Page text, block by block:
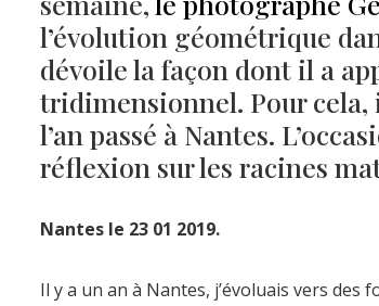
l’évolution géométrique
dévoile la façon dont il a
tridimensionnel. Pour
l’an passé à Nantes.
réflexion sur les racines
Nantes le 23 01 2019.
Il y a un an à Nantes, j’évoluais vers